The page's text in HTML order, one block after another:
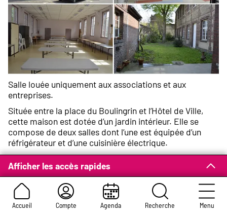
Accueil Compte Agenda Recherche Menu
Afficher les accès rapides
Salle louée uniquement aux associations et aux
entreprises.
Située entre la place du Boulingrin et l’Hôtel de Ville,
cette maison est dotée d’un jardin intérieur. Elle se
compose de deux salles dont l’une est équipée d’un
réfrigérateur et d’une cuisinière électrique.
Informations sur la salle
Capacité d’accueil : deux salles de 49 personnes